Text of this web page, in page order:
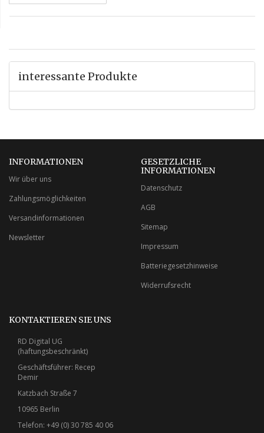
interessante Produkte
INFORMATIONEN
Wir über uns
Zahlungsmöglichkeiten
Versandinformationen
Newsletter
GESETZLICHE
INFORMATIONEN
Datenschutz
AGB
Sitemap
Impressum
Batteriegesetzhinweise
Widerrufsrecht
KONTAKTIEREN SIE UNS
RD Digital UG
(haftungsbeschränkt)
Geschäftsführer: Recep
Demir
Katzbach Straße 7
10965 Berlin
Telefon: +49 (0) 30 785 40 06